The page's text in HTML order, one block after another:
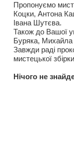
Пропонуємо
Коцки, Антона
Івана Шутєва.
Також до Вашої
Буряка,
Завжди раді
мистецької
Нiчого не